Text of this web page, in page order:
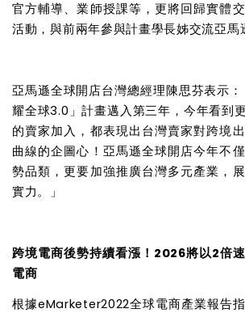
官方輔導、業師授課等，更將回歸實體
活動，與前兩年參與計畫學長姊交流亞馬
亞馬遜全球開店台灣總經理陳思芬表示
耀全球3.0」計畫邁入第三年，今年看到
的賣家加入，都表現出台灣賣家對跨境
曲線的企圖心！亞馬遜全球開店今年不
勢品類，更要加強推廣台灣多元產業，
實力。」
跨境電商後勢持續看漲！2026將以2倍
電商
根據eMarketer2022全球電商產業報告